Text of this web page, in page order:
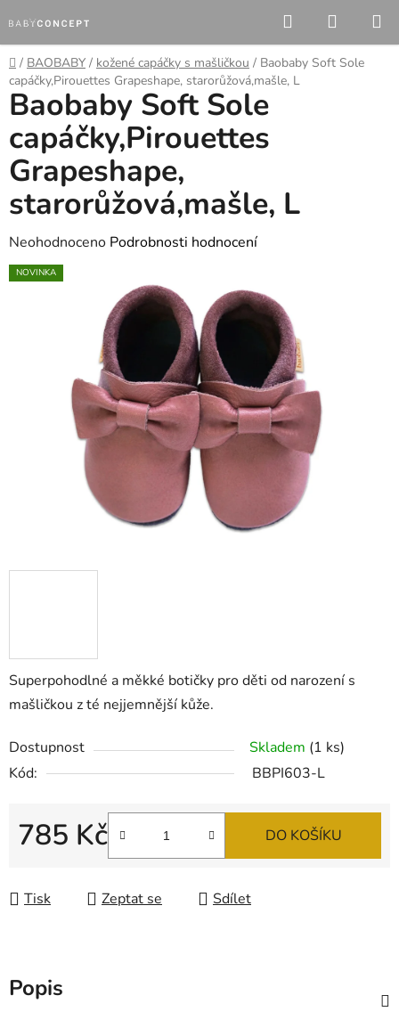
na
obsah
Hledat
KOŠÍK
Domů
/ BAOBABY / kožené capáčky s mašličkou / Baobaby Soft Sole
capáčky,Pirouettes Grapeshape, starorůžová,mašle, L
Superpohodlné a měkké botičky pro děti od narození s
mašličkou z té nejjemnější kůže.
Dostupnost Skladem (1 ks)
Kód:
BBPI603-L
785 Kč DO KOŠÍKU
Tisk Zeptat se Sdílet
Baobaby Soft Sole
capáčky,Pirouettes
Grapeshape,
starorůžová,mašle, L
Průměrné
hodnocení
hvězdiček.
Neohodnoceno Podrobnosti hodnocení
NOVINKA
Popis